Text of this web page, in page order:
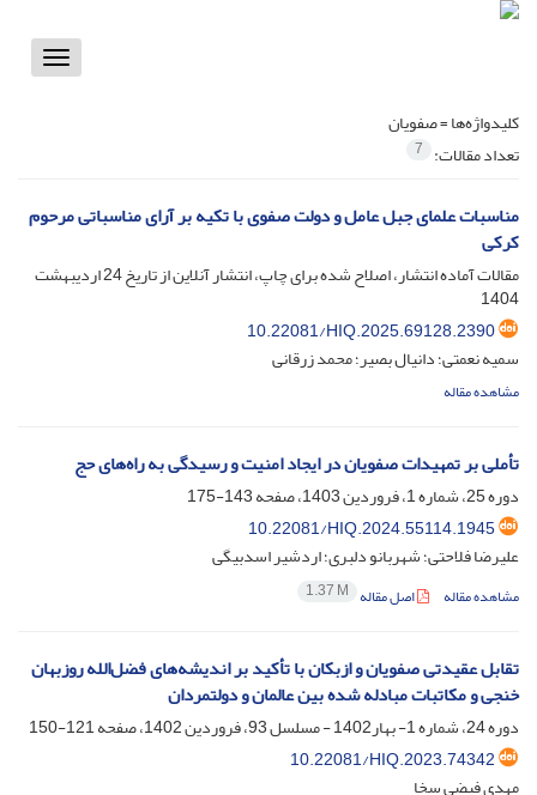
Toggle
کلیدواژه‌ها =صفویان
تعداد مقالات: 7
مناسبات علمای جبل عامل و دولت صفوی با تکیه بر آرای مناسباتی مرحوم
کرکی
مقالات آماده انتشار، اصلاح شده برای چاپ، انتشار آنلاین از تاریخ 24 اردیبهشت
1404
10.22081/HIQ.2025.69128.2390
سمیه نعمتی؛ دانیال بصیر؛ محمد زرقانی
مشاهده مقاله
تأملی بر تمهیدات صفویان در ایجاد امنیت و رسیدگی به راه‌های حج
دوره 25، شماره 1، فروردین 1403، صفحه
143-175
10.22081/HIQ.2024.55114.1945
علیرضا فلاحتی؛ شهربانو دلبری؛ اردشیر اسدبیگی
مشاهده مقاله اصل مقاله 1.37 M
تقابل عقیدتی صفویان و ازبکان با تأکید بر اندیشه‌های فضل‌الله روزبهان
خنجی و مکاتبات مبادله شده بین عالمان و دولتمردان
دوره 24، شماره 1- بهار1402 - مسلسل 93، فروردین 1402، صفحه
121-150
10.22081/HIQ.2023.74342
مهدی فیضی سخا